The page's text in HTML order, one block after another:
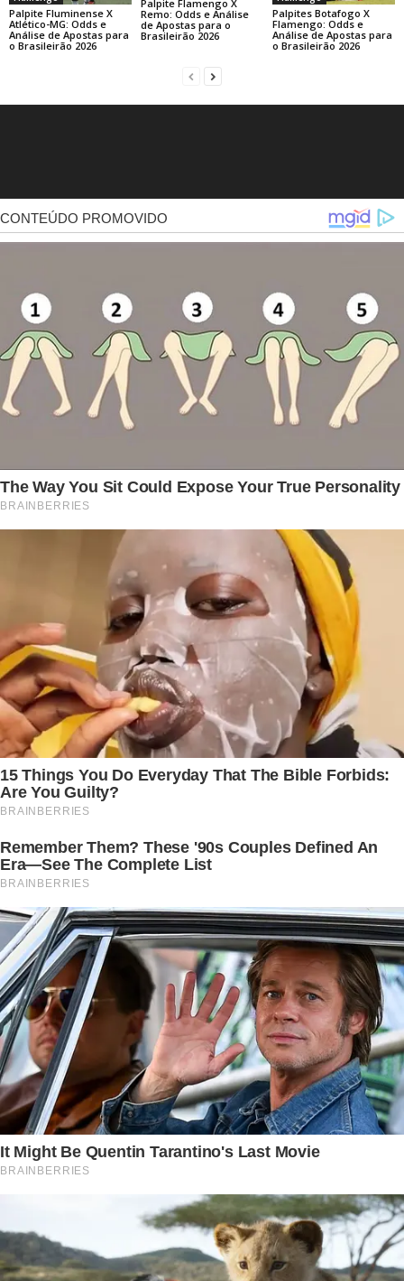
Palpite Fluminense X
Atlético-MG: Odds e
Análise de Apostas para
o Brasileirão 2026
Palpite Flamengo X
Remo: Odds e Análise
de Apostas para o
Brasileirão 2026
Palpites Botafogo X
Flamengo: Odds e
Análise de Apostas para
o Brasileirão 2026